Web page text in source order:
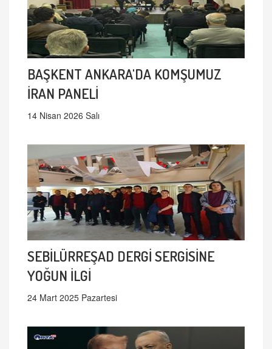
BAŞKENT ANKARA'DA KOMŞUMUZ
İRAN PANELİ
14 Nisan 2026 Salı
SEBİLÜRREŞAD DERGİ SERGİSİNE
YOĞUN İLGİ
24 Mart 2025 Pazartesi